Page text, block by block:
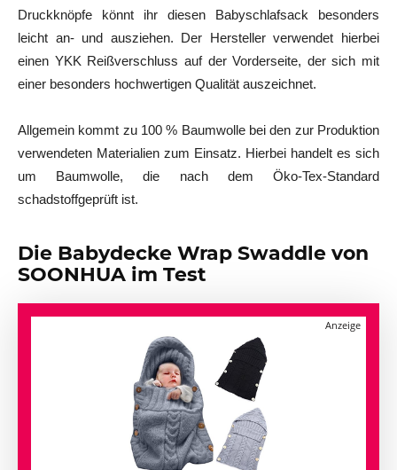
Druckknöpfe könnt ihr diesen Babyschlafsack besonders
leicht an- und ausziehen. Der Hersteller verwendet hierbei
einen YKK Reißverschluss auf der Vorderseite, der sich mit
einer besonders hochwertigen Qualität auszeichnet.
Allgemein kommt zu 100 % Baumwolle bei den zur Produktion
verwendeten Materialien zum Einsatz. Hierbei handelt es sich
um Baumwolle, die nach dem Öko-Tex-Standard
schadstoffgeprüft ist.
Die Babydecke Wrap Swaddle von
SOONHUA im Test